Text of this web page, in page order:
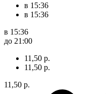
в 15:36
в 15:36
в 15:36
до 21:00
11,50 р.
11,50 р.
11,50 р.